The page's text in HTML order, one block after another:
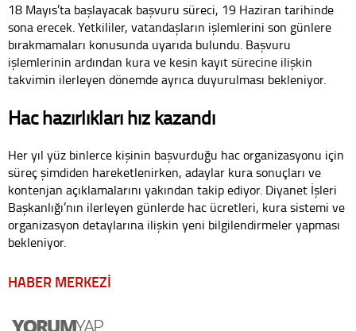
18 Mayıs’ta başlayacak başvuru süreci, 19 Haziran tarihinde
sona erecek. Yetkililer, vatandaşların işlemlerini son günlere
bırakmamaları konusunda uyarıda bulundu. Başvuru
işlemlerinin ardından kura ve kesin kayıt sürecine ilişkin
takvimin ilerleyen dönemde ayrıca duyurulması bekleniyor.
Hac hazırlıkları hız kazandı
Her yıl yüz binlerce kişinin başvurduğu hac organizasyonu için
süreç şimdiden hareketlenirken, adaylar kura sonuçları ve
kontenjan açıklamalarını yakından takip ediyor. Diyanet İşleri
Başkanlığı’nın ilerleyen günlerde hac ücretleri, kura sistemi ve
organizasyon detaylarına ilişkin yeni bilgilendirmeler yapması
bekleniyor.
HABER MERKEZİ